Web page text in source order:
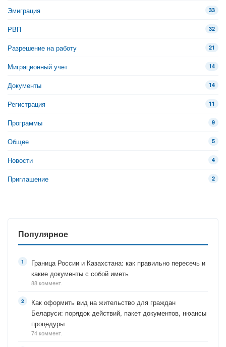
Эмиграция 33
РВП 32
Разрешение на работу 21
Миграционный учет 14
Документы 14
Регистрация 11
Программы 9
Общее 5
Новости 4
Приглашение 2
Популярное
Граница России и Казахстана: как правильно пересечь и
какие документы с собой иметь
88 коммент.
Как оформить вид на жительство для граждан
Беларуси: порядок действий, пакет документов, нюансы
процедуры
74 коммент.